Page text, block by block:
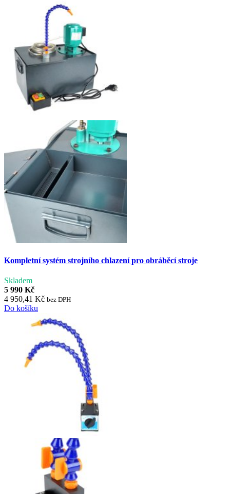
Kompletní systém strojního chlazení pro obráběcí stroje
Skladem
5 990 Kč
4 950,41 Kč bez DPH
Do košíku